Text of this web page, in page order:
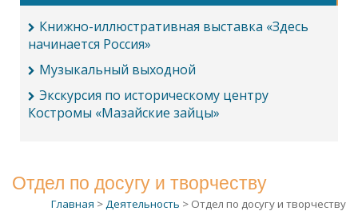
Книжно-иллюстративная выставка «Здесь
начинается Россия»
Музыкальный выходной
Экскурсия по историческому центру
Костромы «Мазайские зайцы»
Отдел по досугу и творчеству
Главная >Деятельность > Отдел по досугу и творчеству